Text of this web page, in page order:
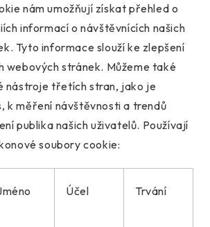
nám umožňují získat přehled o
informací o návštěvnících našich
Tyto informace slouží ke zlepšení
webových stránek. Můžeme také
nástroje třetích stran, jako je
k měření návštěvnosti a trendů
publika našich uživatelů. Používají
soubory cookie:
Účel Trvání